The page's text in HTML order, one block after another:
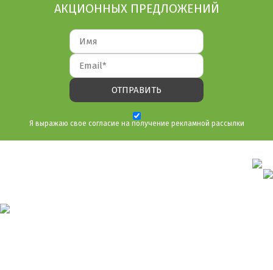
АКЦИОННЫХ ПРЕДЛОЖЕНИЙ
Я выражаю свое согласие на получение рекламной рассылки